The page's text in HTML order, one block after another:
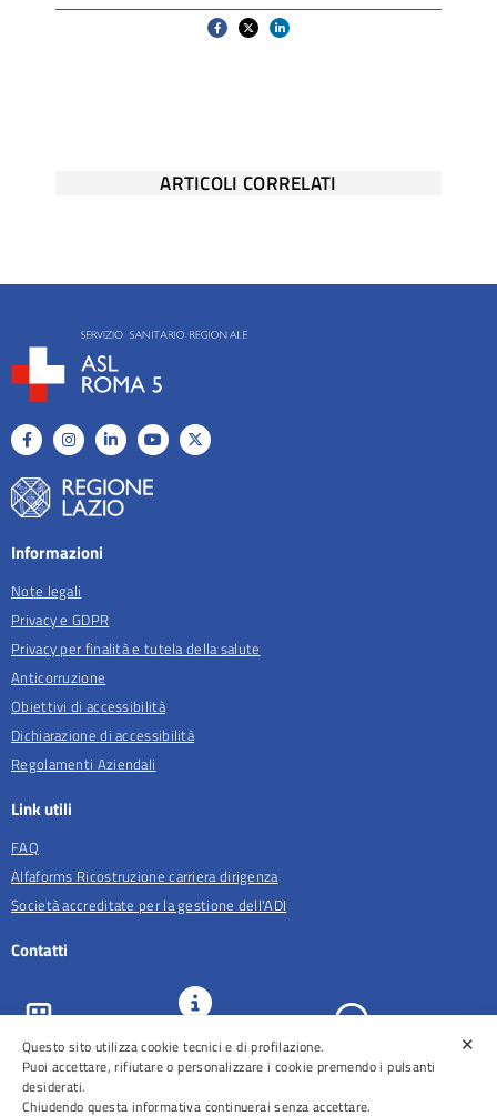
ARTICOLI CORRELATI
Informazioni
Note legali
Privacy e GDPR
Privacy per finalità e tutela della salute
Anticorruzione
Obiettivi di accessibilità
Dichiarazione di accessibilità
Regolamenti Aziendali
Link utili
FAQ
Alfaforms Ricostruzione carriera dirigenza
Società accreditate per la gestione dell'ADI
Contatti
ASL Roma 5
URP e
Comunicazione
Prenotazioni
✕
Questo sito utilizza cookie tecnici e di profilazione.
Puoi accettare, rifiutare o personalizzare i cookie premendo i pulsanti
desiderati.
Chiudendo questa informativa continuerai senza accettare.